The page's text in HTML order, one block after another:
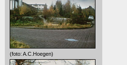
(foto: A.C.Hoegen)